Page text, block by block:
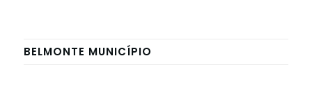
BELMONTE MUNICÍPIO